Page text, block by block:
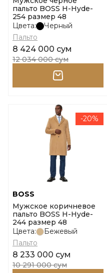
пальто BOSS H-Hyde-
254 размер 48
Цвета:
Черный
Пальто
8 424 000 сум
12 034 000 сум
-20%
BOSS
Мужское коричневое
пальто BOSS H-Hyde-
244 размер 48
Цвета:
Бежевый
Пальто
8 233 000 сум
10 291 000 сум